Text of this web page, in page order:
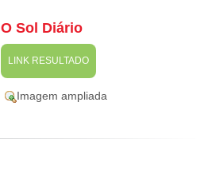
O Sol Diário
LINK RESULTADO
Imagem ampliada